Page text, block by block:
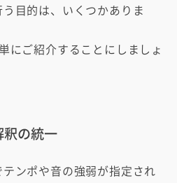
目的は、いくつかありま
にご紹介することにしましょ
の統一
ンポや音の強弱が指定され